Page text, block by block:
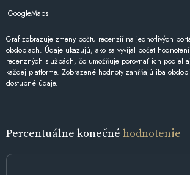
GoogleMaps
Graf zobrazuje zmeny počtu recenzií na jednotlivých
obdobiach. Údaje ukazujú, ako sa vyvíjal počet
recenzných službách, čo umožňuje porovnať ich podiel
každej platforme. Zobrazené hodnoty zahŕňajú iba
dostupné údaje.
Percentuálne konečné hodnotenie